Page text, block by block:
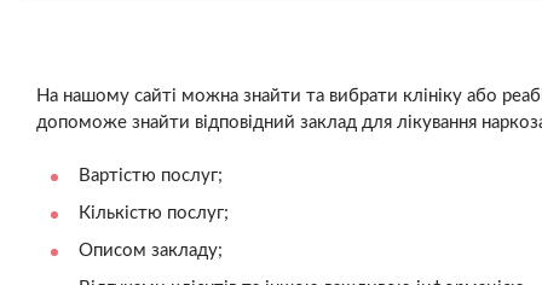
На нашому сайті можна знайти та вибрати клініку або
допоможе знайти відповідний заклад для лікування
Вартістю послуг;
Кількістю послуг;
Описом закладу;